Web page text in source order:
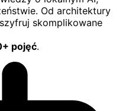
Od architektury
skomplikowane
pojęć.